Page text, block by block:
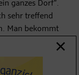
ganzes Dorf“.
sehr treffend
Man bekommt